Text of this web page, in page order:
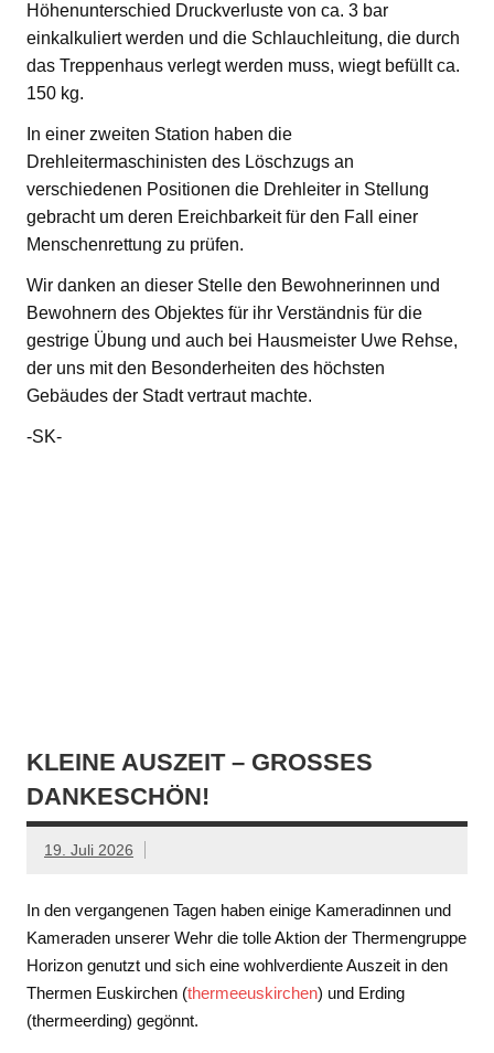
Höhenunterschied Druckverluste von ca. 3 bar
einkalkuliert werden und die Schlauchleitung, die durch
das Treppenhaus verlegt werden muss, wiegt befüllt ca.
150 kg.
In einer zweiten Station haben die
Drehleitermaschinisten des Löschzugs an
verschiedenen Positionen die Drehleiter in Stellung
gebracht um deren Ereichbarkeit für den Fall einer
Menschenrettung zu prüfen.
Wir danken an dieser Stelle den Bewohnerinnen und
Bewohnern des Objektes für ihr Verständnis für die
gestrige Übung und auch bei Hausmeister Uwe Rehse,
der uns mit den Besonderheiten des höchsten
Gebäudes der Stadt vertraut machte.
-SK-
KLEINE AUSZEIT – GROSSES D
ANKESCHÖN!
19. Juli 2026
In den vergangenen Tagen haben einige Kameradinnen und
Kameraden unserer Wehr die tolle Aktion der Thermengruppe
Horizon genutzt und sich eine wohlverdiente Auszeit in den
Thermen Euskirchen (thermeeuskirchen) und Erding
(thermeerding) gegönnt.